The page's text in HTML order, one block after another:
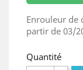
Enrouleur de
partir de 03/
Quantité